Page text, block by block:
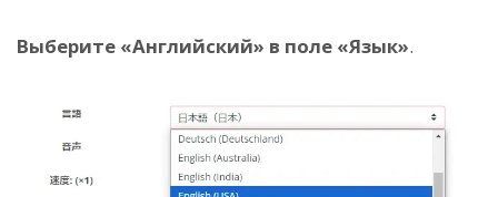
Выберите «Английский» в поле «Язык».